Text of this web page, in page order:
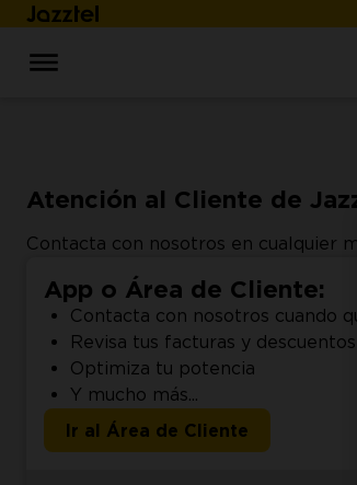
Atención al Cliente de
Contacta con nosotros en cualquier
App o Área de Cliente:
Contacta con nosotros cuando
Revisa tus facturas y descuentos
Optimiza tu potencia
Y mucho más...
Ir al Área de Cliente